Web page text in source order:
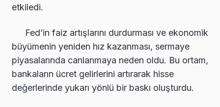
etkiledi.
Fed’in faiz artışlarını durdurması ve ekonomik
büyümenin yeniden hız kazanması, sermaye
piyasalarında canlanmaya neden oldu. Bu ortam,
bankaların ücret gelirlerini artırarak hisse
değerlerinde yukarı yönlü bir baskı oluşturdu.